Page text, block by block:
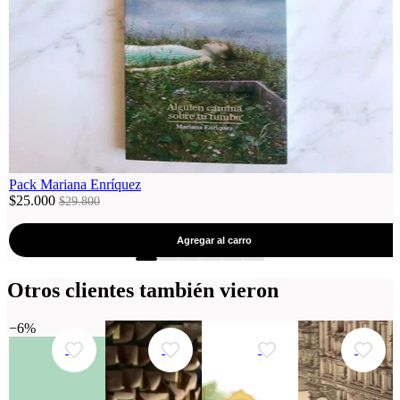
Pack Mariana Enríquez
$25.000 $29.800
Agregar al carro
Otros clientes también vieron
−6%